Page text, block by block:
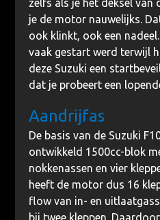
je de motor nauwelijks.
ook klinkt, ook een
vaak gestart werd terwijl
deze Suzuki een
dat je probeert een
Aandrijfas
De basis van de Suzuki
ontwikkeld 1500cc-blok
nokkenassen en vier
heeft de motor dus 16
flow van in- en
bij twee kleppen.